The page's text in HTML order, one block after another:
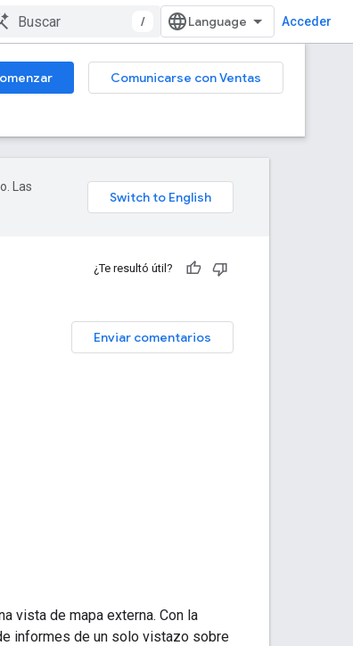
/ Acceder
Comunicarse con Ventas
Las
¿Te resultó útil?
Enviar comentarios
vista de mapa externa. Con la
informes de un solo vistazo sobre